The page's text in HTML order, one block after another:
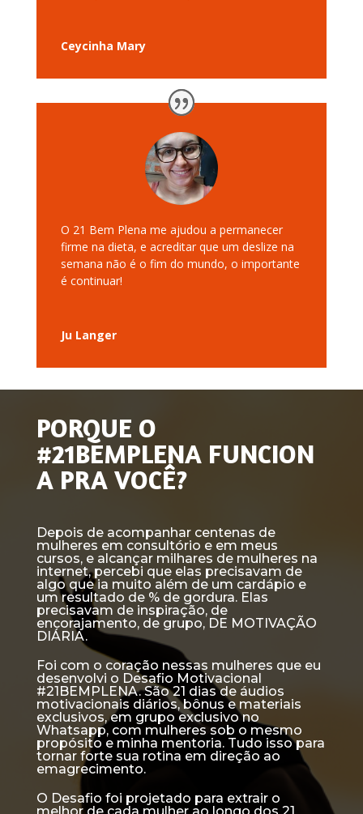
Ceycinha Mary
O 21 Bem Plena me ajudou a permanecer
firme na dieta, e acreditar que um deslize na
semana não é o fim do mundo, o importante
é continuar!
Ju Langer
PORQUE O
#21BEMPLENA FUNCION
A PRA VOCÊ?
Depois de acompanhar centenas de
mulheres em consultório e em meus
cursos, e alcançar milhares de mulheres na
internet, percebi que elas precisavam de
algo que ia muito além de um cardápio e
um resultado de % de gordura. Elas
precisavam de inspiração, de
encorajamento, de grupo, DE MOTIVAÇÃO
DIÁRIA.
Foi com o coração nessas mulheres que eu
desenvolvi o Desafio Motivacional
#21BEMPLENA. São 21 dias de áudios
motivacionais diários, bônus e materiais
exclusivos, em grupo exclusivo no
Whatsapp, com mulheres sob o mesmo
propósito e minha mentoria. Tudo isso para
tornar forte sua rotina em direção ao
emagrecimento.
O Desafio foi projetado para extrair o
melhor de cada mulher ao longo dos 21